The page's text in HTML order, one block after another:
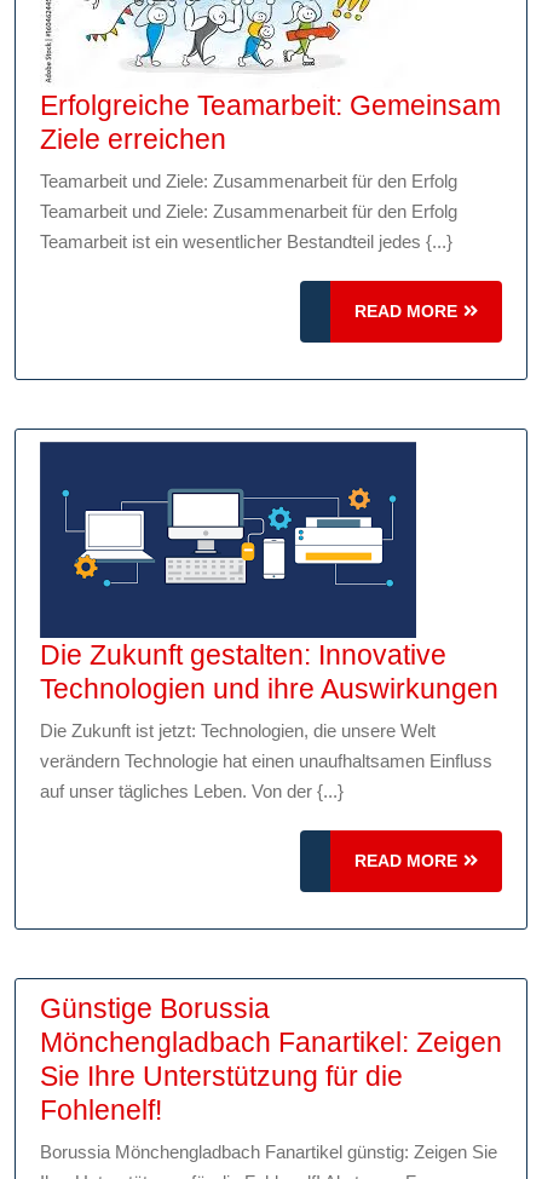
Erfolgreiche Teamarbeit: Gemeinsam
Ziele erreichen
Teamarbeit:
Gemeinsam
Ziele
erreichen
Teamarbeit und Ziele: Zusammenarbeit für den Erfolg
Teamarbeit und Ziele: Zusammenarbeit für den Erfolg
Teamarbeit ist ein wesentlicher Bestandteil jedes {...}
READ MORE
READ
MORE
Die Zukunft gestalten: Innovative
Technologien und ihre Auswirkungen
Die Zukunft ist jetzt: Technologien, die unsere Welt
verändern Technologie hat einen unaufhaltsamen Einfluss
auf unser tägliches Leben. Von der {...}
READ MORE
READ
MORE
Günstige Borussia
Mönchengladbach Fanartikel: Zeigen
Sie Ihre Unterstützung für die
Fohlenelf!
Borussia
Borussia Mönchengladbach Fanartikel günstig: Zeigen Sie